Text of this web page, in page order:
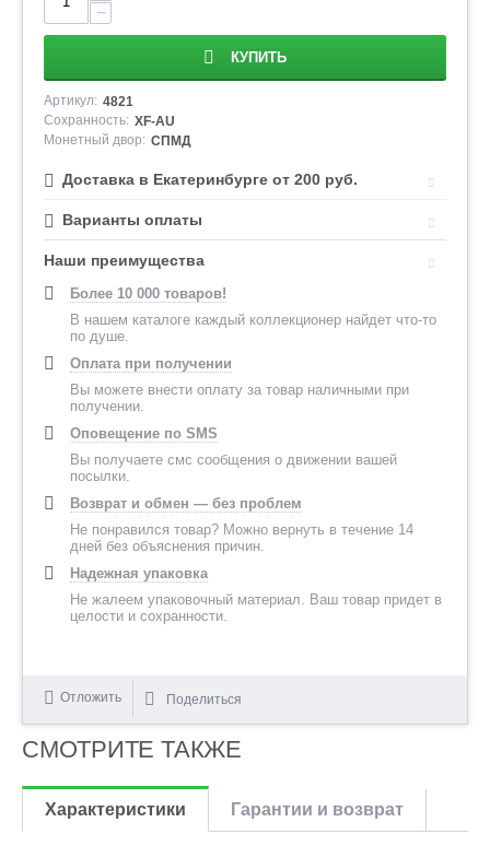
−
КУПИТЬ
Артикул: 4821
Сохранность: XF-AU
Монетный двор: СПМД
Доставка в Екатеринбурге от 200 руб.
Варианты оплаты
Наши преимущества
Более 10 000 товаров!
В нашем каталоге каждый коллекционер найдет что-то
по душе.
Оплата при получении
Вы можете внести оплату за товар наличными при
получении.
Оповещение по SMS
Вы получаете смс сообщения о движении вашей
посылки.
Возврат и обмен — без проблем
Не понравился товар? Можно вернуть в течение 14
дней без объяснения причин.
Надежная упаковка
Не жалеем упаковочный материал. Ваш товар придет в
целости и сохранности.
Отложить Поделиться
СМОТРИТЕ ТАКЖЕ
Характеристики Гарантии и возврат